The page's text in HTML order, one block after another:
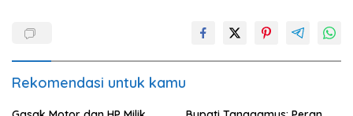
Rekomendasi untuk kamu